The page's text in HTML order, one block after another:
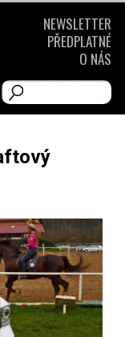
NEWSLETTER
PŘEDPLATNÉ
O NÁS